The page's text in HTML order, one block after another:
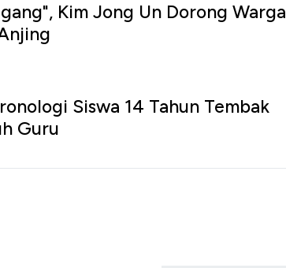
Kim Jong Un Dorong Warga
Siswa 14 Tahun Tembak
Guru